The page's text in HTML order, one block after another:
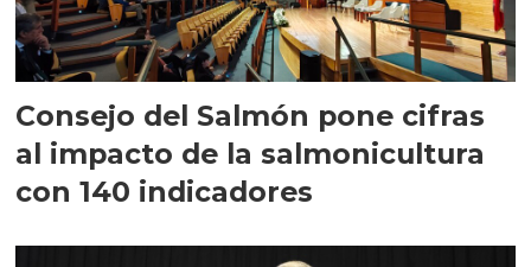
Consejo del Salmón pone cifras
al impacto de la salmonicultura
con 140 indicadores